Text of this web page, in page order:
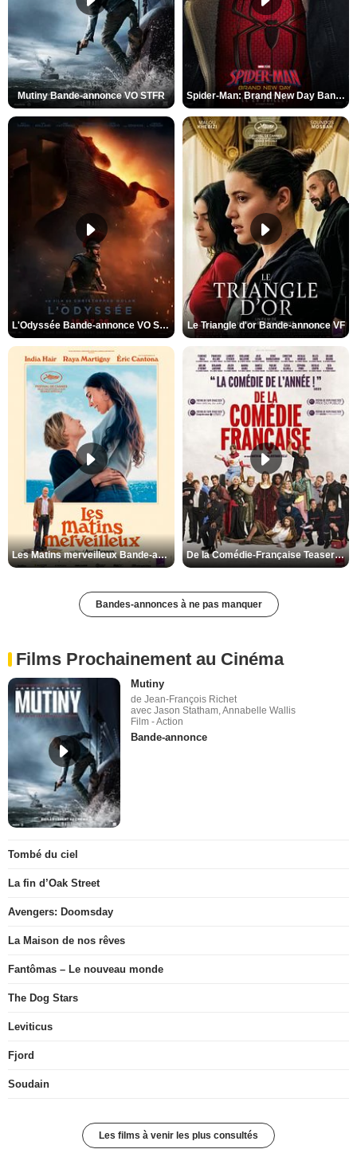
Mutiny Bande-annonce VO STFR Spider-Man: Brand New Day Bande-annonce VO STFR
L'Odyssée Bande-annonce VO STFR Le Triangle d'or Bande-annonce VF
Les Matins merveilleux Bande-annonce VF De la Comédie-Française Teaser VF
Bandes-annonces à ne pas manquer
Films Prochainement au Cinéma
Mutiny
de Jean-François Richet
avec Jason Statham, Annabelle Wallis
Film - Action
Bande-annonce
Tombé du ciel
La fin d’Oak Street
Avengers: Doomsday
La Maison de nos rêves
Fantômas – Le nouveau monde
The Dog Stars
Leviticus
Fjord
Soudain
Les films à venir les plus consultés